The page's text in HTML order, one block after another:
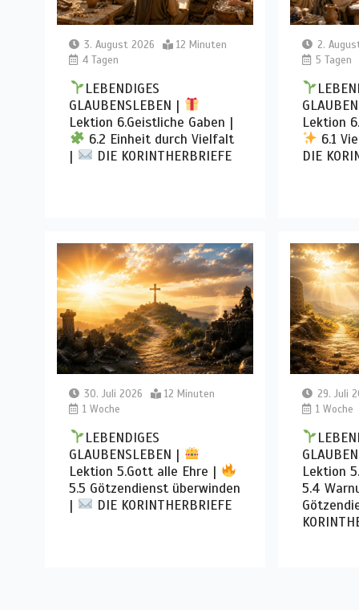
3. August 2026
12 Minuten
4 Tagen
LEBENDIGES
GLAUBENSLEBEN |
Lektion 6.Geistliche Gaben |
6.2 Einheit durch Vielfalt
|
DIE KORINTHERBRIEFE
2.
5 Tagen
Lektion
6.1
DIE
30. Juli 2026
12 Minuten
1 Woche
LEBENDIGES
GLAUBENSLEBEN |
Lektion 5.Gott alle Ehre |
5.5 Götzendienst überwinden
|
DIE KORINTHERBRIEFE
29. Juli
1 Woche
Lektion
5.4